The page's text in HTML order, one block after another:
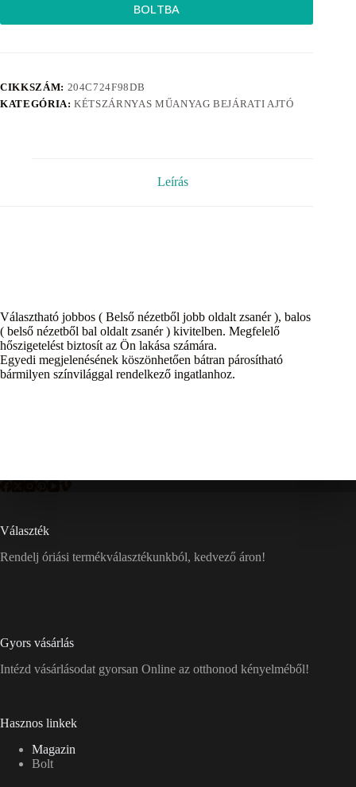
BOLTBA
CIKKSZÁM: 204C724F98DB
KATEGÓRIA:KÉTSZÁRNYAS MŰANYAG BEJÁRATI AJTÓ
Leírás
Választható jobbos ( Belső nézetből jobb oldalt zsanér ), balos
( belső nézetből bal oldalt zsanér ) kivitelben. Megfelelő
hőszigetelést biztosít az Ön lakása számára.
Egyedi megjelenésének köszönhetően bátran párosítható
bármilyen színvilággal rendelkező ingatlanhoz.
Választék
Rendelj óriási termékválasztékunkból, kedvező áron!
Gyors vásárlás
Intézd vásárlásodat gyorsan Online az otthonod kényelméből!
Hasznos linkek
Magazin
Bolt